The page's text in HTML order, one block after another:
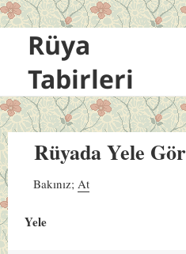
Rüya
Tabirleri
Rüyada Yele
Bakınız; At
Yele